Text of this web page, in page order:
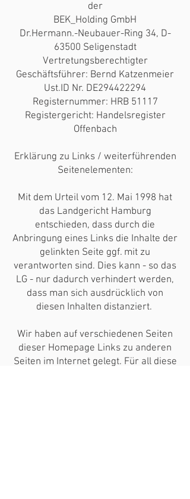
der
BEK_Holding GmbH
Dr.Hermann.-Neubauer-Ring 34, D-
63500 Seligenstadt
Vertretungsberechtigter
Geschäftsführer: Bernd Katzenmeier
Ust.ID Nr. DE294422294
Registernummer: HRB 51117
Registergericht: Handelsregister
Offenbach
Erklärung zu Links / weiterführenden
Seitenelementen:
Mit dem Urteil vom 12. Mai 1998 hat
das Landgericht Hamburg
entschieden, dass durch die
Anbringung eines Links die Inhalte der
gelinkten Seite ggf. mit zu
verantworten sind. Dies kann - so das
LG - nur dadurch verhindert werden,
dass man sich ausdrücklich von
diesen Inhalten distanziert.
Wir haben auf verschiedenen Seiten
dieser Homepage Links zu anderen
Seiten im Internet gelegt. Für all diese